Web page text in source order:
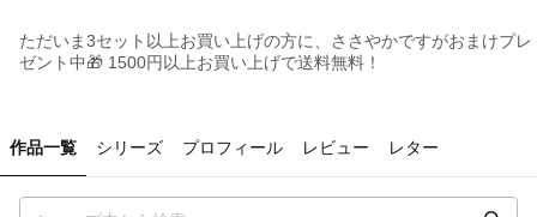
ただいま3セット以上お買い上げの方に、ささやかですがおまけプレ
ゼント中🎁 1500円以上お買い上げで送料無料！
作品一覧 シリーズ プロフィール レビュー レター